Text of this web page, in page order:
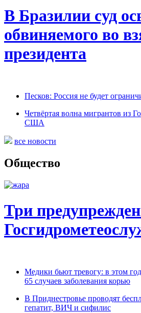
В Бразилии суд
обвиняемого во
президента
Песков: Россия не будет
Четвёртая волна мигрантов из
США
все новости
Общество
Три
Медики бьют тревогу: в этом
65 случаев заболевания корью
В Приднестровье проводят
гепатит, ВИЧ и сифилис